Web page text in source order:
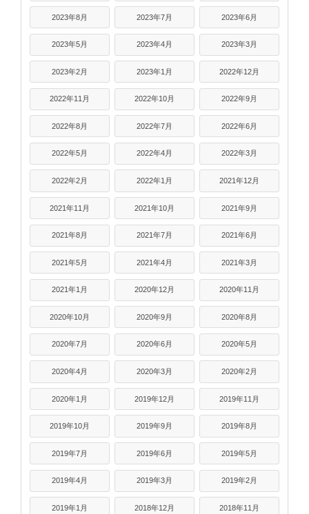
2023年8月 2023年7月 2023年6月
2023年5月 2023年4月 2023年3月
2023年2月 2023年1月 2022年12月
2022年11月 2022年10月 2022年9月
2022年8月 2022年7月 2022年6月
2022年5月 2022年4月 2022年3月
2022年2月 2022年1月 2021年12月
2021年11月 2021年10月 2021年9月
2021年8月 2021年7月 2021年6月
2021年5月 2021年4月 2021年3月
2021年1月 2020年12月 2020年11月
2020年10月 2020年9月 2020年8月
2020年7月 2020年6月 2020年5月
2020年4月 2020年3月 2020年2月
2020年1月 2019年12月 2019年11月
2019年10月 2019年9月 2019年8月
2019年7月 2019年6月 2019年5月
2019年4月 2019年3月 2019年2月
2019年1月 2018年12月 2018年11月